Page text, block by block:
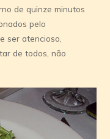
de quinze minutos
pelo
ser atencioso,
de todos, não